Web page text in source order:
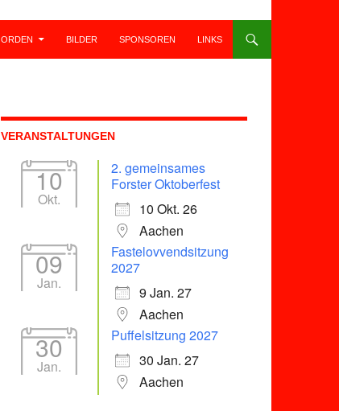
ORDEN BILDER SPONSOREN LINKS
VERANSTALTUNGEN
10
Okt.
2. gemeinsames
Forster Oktoberfest
10 Okt. 26
Aachen
09
Jan.
Fastelovvendsitzung
2027
9 Jan. 27
Aachen
30
Jan.
Puffelsitzung 2027
30 Jan. 27
Aachen